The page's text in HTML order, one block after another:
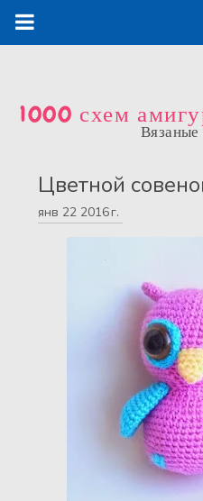
1000 схем
Цветной
янв 22 2016 г.